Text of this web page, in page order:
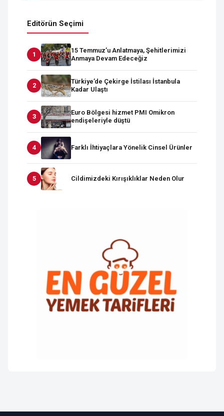
Editörün Seçimi
15 Temmuz’u Anlatmaya, Şehitlerimizi
Anmaya Devam Edeceğiz
Türkiye’de Çekirge İstilası İstanbula
Kadar Ulaştı
Euro Bölgesi hizmet PMI Omikron
endişeleriyle düştü
Farklı İhtiyaçlara Yönelik Cinsel Ürünler
Cildimizdeki Kırışıklıklar Neden Olur